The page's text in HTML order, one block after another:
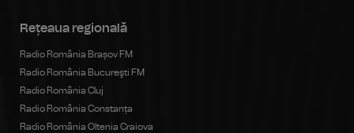
Rețeaua regională
Radio România Brașov FM
Radio România Bucureşti FM
Radio România Cluj
Radio România Constanța
Radio România Oltenia Craiova